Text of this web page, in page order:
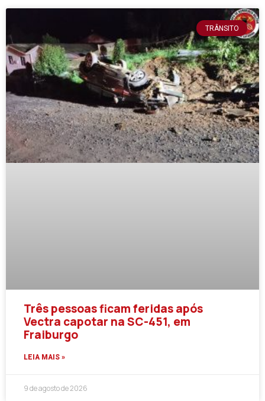
TRÂNSITO
Três pessoas ficam feridas após
Vectra capotar na SC-451, em
Fraiburgo
LEIA MAIS »
9 de agosto de 2026